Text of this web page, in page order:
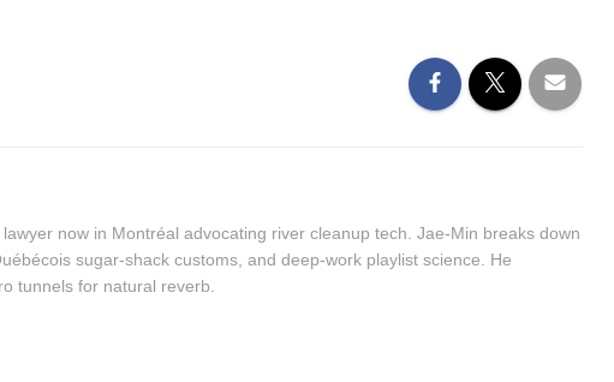
now in Montréal advocating river cleanup tech. Jae-Min breaks down
sugar-shack customs, and deep-work playlist science. He
tunnels for natural reverb.